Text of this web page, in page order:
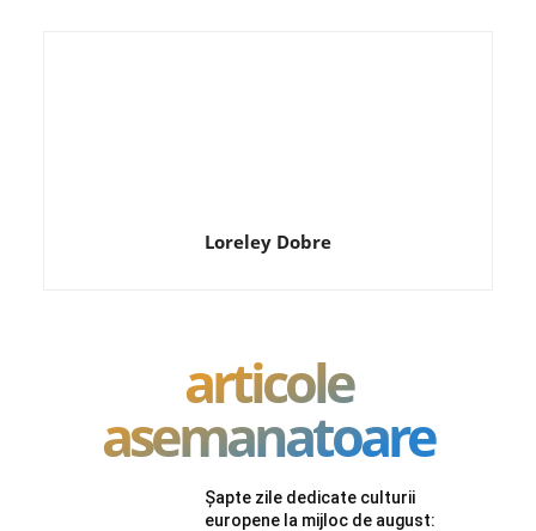
Loreley Dobre
articole
asemanatoare
Șapte zile dedicate culturii
europene la mijloc de august: